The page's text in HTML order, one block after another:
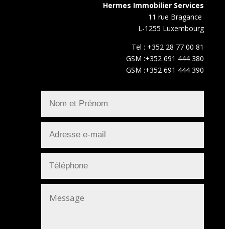
Hermes Immobilier Services
11 rue Bragance
L-1255 Luxembourg
Tel : +352 28 77 00 81
GSM :+352 691 444 380
GSM :+352 691 444 390